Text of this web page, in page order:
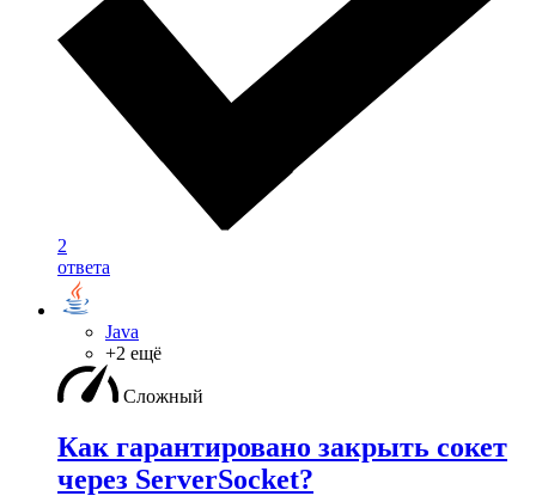
2
ответа
Java
+2 ещё
Сложный
Как гарантировано закрыть сокет
через ServerSocket?